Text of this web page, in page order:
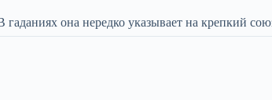
она нередко указывает на крепкий